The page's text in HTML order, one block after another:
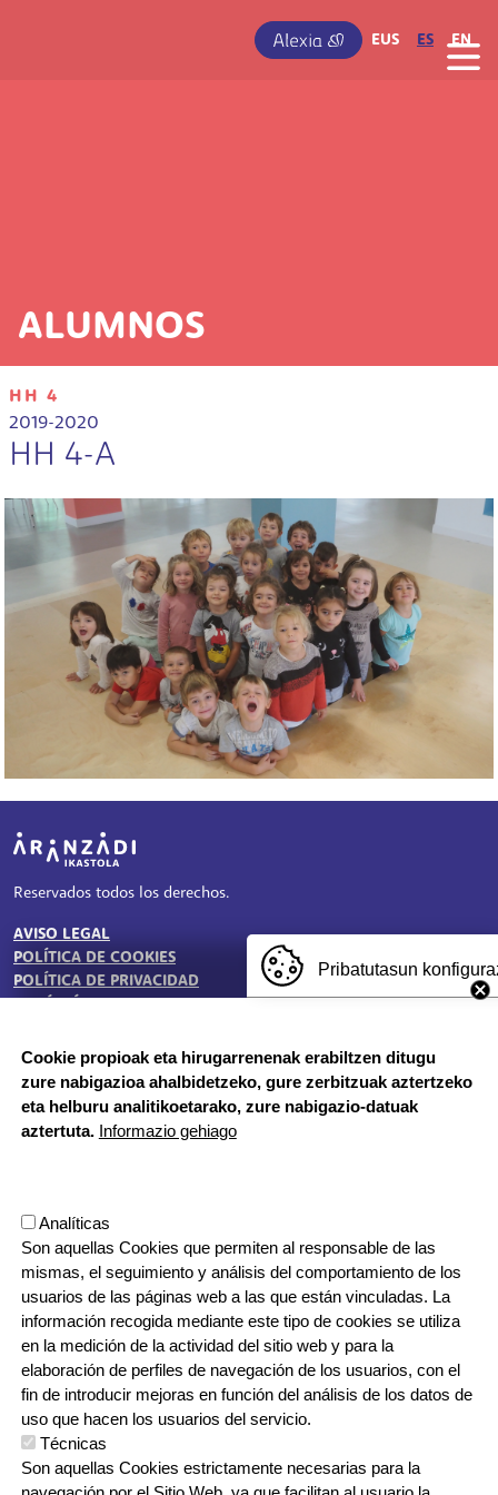
EUS ES EN
IRUDIA
ALUMNOS
HH 4
2019-2020
HH 4-A
Irudia
Reservados todos los derechos.
TESTU-LEGALAK
AVISO LEGAL
POLÍTICA DE COOKIES
POLÍTICA DE PRIVACIDAD
HORARIO DE SECRETARÍA:
De lunes a jueves 8:00 - 18:00
Viernes 8:00 - 17:00
20570 Bergara, Gipuzkoa
943 76 90 71
ORRI-OINA
CONTACTO
TRABAJA CON NOSOTROS
IRUDIA
Pribatutasun
Cookie propioak eta hirugarrenenak erabiltzen ditugu
zure nabigazioa ahalbidetzeko, gure zerbitzuak aztertzeko
eta helburu analitikoetarako, zure nabigazio-datuak
aztertuta. Informazio gehiago
Analíticas
Son aquellas Cookies que permiten al responsable de las
mismas, el seguimiento y análisis del comportamiento de los
usuarios de las páginas web a las que están vinculadas. La
información recogida mediante este tipo de cookies se utiliza
en la medición de la actividad del sitio web y para la
elaboración de perfiles de navegación de los usuarios, con el
fin de introducir mejoras en función del análisis de los datos de
uso que hacen los usuarios del servicio.
Técnicas
Son aquellas Cookies estrictamente necesarias para la